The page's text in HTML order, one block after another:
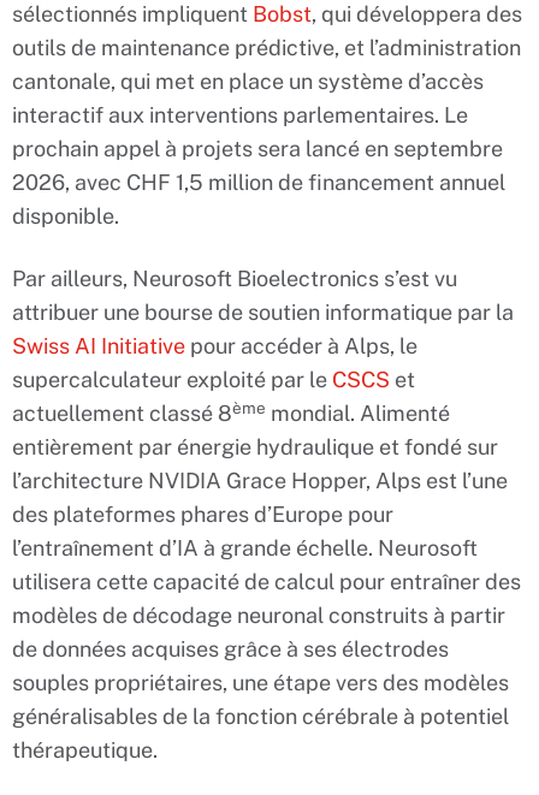
sélectionnés impliquent Bobst, qui développera des
outils de maintenance prédictive, et l’administration
cantonale, qui met en place un système d’accès
interactif aux interventions parlementaires. Le
prochain appel à projets sera lancé en septembre
2026, avec CHF 1,5 million de financement annuel
disponible.
Par ailleurs, Neurosoft Bioelectronics s’est vu
attribuer une bourse de soutien informatique par la
Swiss AI Initiative pour accéder à Alps, le
supercalculateur exploité par le CSCS et
actuellement classé 8ème mondial. Alimenté
entièrement par énergie hydraulique et fondé sur
l’architecture NVIDIA Grace Hopper, Alps est l’une
des plateformes phares d’Europe pour
l’entraînement d’IA à grande échelle. Neurosoft
utilisera cette capacité de calcul pour entraîner des
modèles de décodage neuronal construits à partir
de données acquises grâce à ses électrodes
souples propriétaires, une étape vers des modèles
généralisables de la fonction cérébrale à potentiel
thérapeutique.